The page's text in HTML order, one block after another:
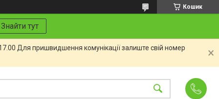
Кошик
Знайти тут
Для пришвидшення комунікації залиште свій номер